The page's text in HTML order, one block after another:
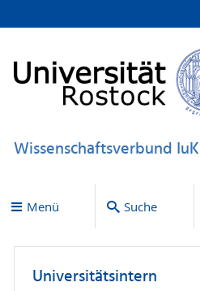
Wissenschaftsverbund IuK
Menü Suche
Universitätsintern